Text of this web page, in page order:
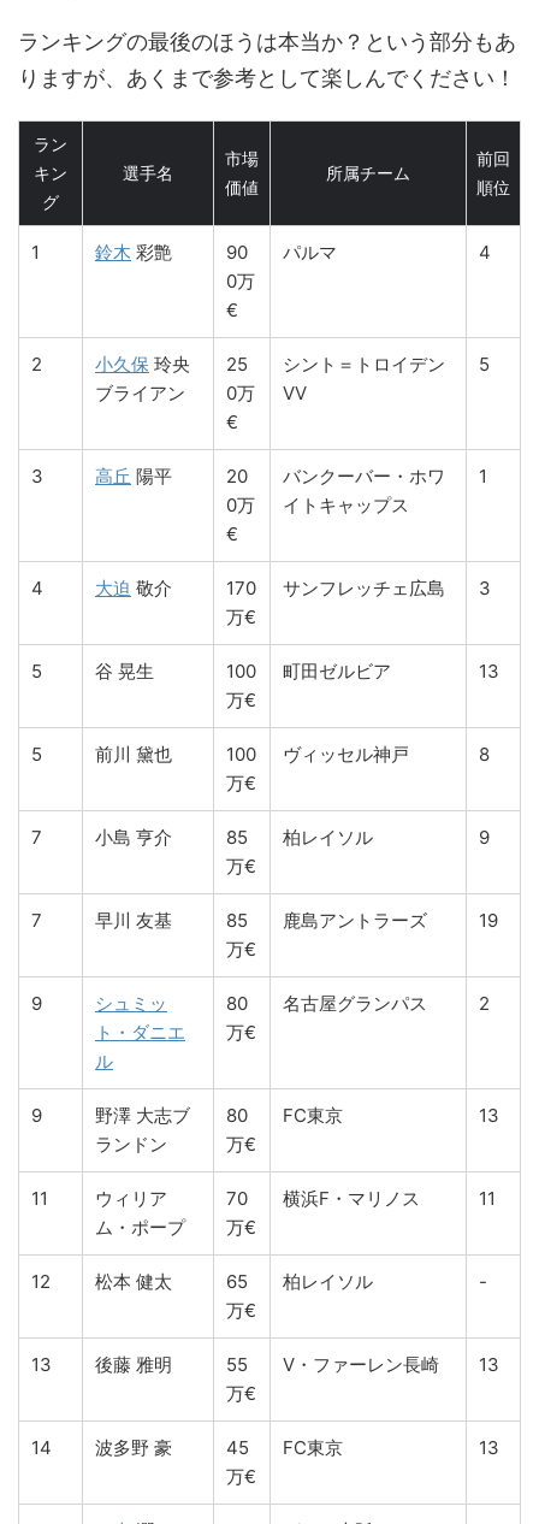
ランキングの最後のほうは本当か？という部分もあ
りますが、あくまで参考として楽しんでください！
ラン
キン
グ
選手名
市場
価値
所属チーム
前回
順位
1 鈴木 彩艶
90
0万
€
パルマ 4
2 小久保 玲央
ブライアン
25
0万
€
シント＝トロイデン
VV
5
3 高丘 陽平
20
0万
€
バンクーバー・ホワ
イトキャップス
1
4 大迫 敬介
170
万€
サンフレッチェ広島 3
5 谷 晃生
100
万€
町田ゼルビア 13
5 前川 黛也
100
万€
ヴィッセル神戸 8
7 小島 亨介
85
万€
柏レイソル 9
7 早川 友基
85
万€
鹿島アントラーズ 19
9
シュミッ
ト・ダニエ
ル
80
万€
名古屋グランパス 2
9
野澤 大志ブ
ランドン
80
万€
FC東京 13
11
ウィリア
ム・ポープ
70
万€
横浜F・マリノス 11
12 松本 健太
65
万€
柏レイソル -
13 後藤 雅明
55
万€
V・ファーレン長崎 13
14 波多野 豪
45
万€
FC東京 13